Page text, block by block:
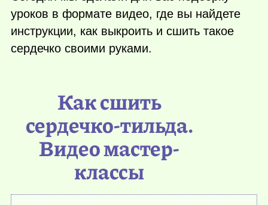
уроков в формате видео, где вы найдете
инструкции, как выкроить и сшить такое
сердечко своими руками.
Как сшить
сердечко-тильда.
Видео мастер-
классы